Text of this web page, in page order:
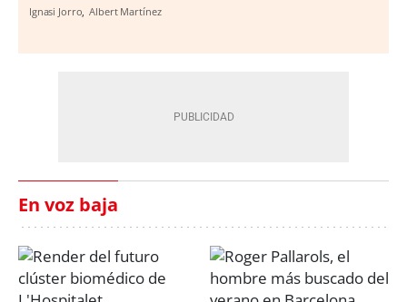
Ignasi Jorro Albert Martínez
En voz baja